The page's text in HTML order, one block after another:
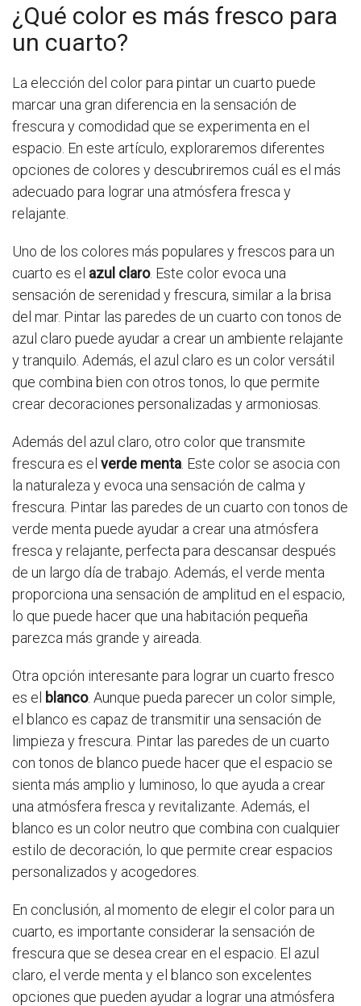
¿Qué color es más fresco para
un cuarto?
La elección del color para pintar un cuarto puede
marcar una gran diferencia en la sensación de
frescura y comodidad que se experimenta en el
espacio. En este artículo, exploraremos diferentes
opciones de colores y descubriremos cuál es el más
adecuado para lograr una atmósfera fresca y
relajante.
Uno de los colores más populares y frescos para un
cuarto es el azul claro. Este color evoca una
sensación de serenidad y frescura, similar a la brisa
del mar. Pintar las paredes de un cuarto con tonos de
azul claro puede ayudar a crear un ambiente relajante
y tranquilo. Además, el azul claro es un color versátil
que combina bien con otros tonos, lo que permite
crear decoraciones personalizadas y armoniosas.
Además del azul claro, otro color que transmite
frescura es el verde menta . Este color se asocia con
la naturaleza y evoca una sensación de calma y
frescura. Pintar las paredes de un cuarto con tonos de
verde menta puede ayudar a crear una atmósfera
fresca y relajante, perfecta para descansar después
de un largo día de trabajo. Además, el verde menta
proporciona una sensación de amplitud en el espacio,
lo que puede hacer que una habitación pequeña
parezca más grande y aireada.
Otra opción interesante para lograr un cuarto fresco
es el blanco. Aunque pueda parecer un color simple,
el blanco es capaz de transmitir una sensación de
limpieza y frescura. Pintar las paredes de un cuarto
con tonos de blanco puede hacer que el espacio se
sienta más amplio y luminoso, lo que ayuda a crear
una atmósfera fresca y revitalizante. Además, el
blanco es un color neutro que combina con cualquier
estilo de decoración, lo que permite crear espacios
personalizados y acogedores.
En conclusión, al momento de elegir el color para un
cuarto, es importante considerar la sensación de
frescura que se desea crear en el espacio. El azul
claro, el verde menta y el blanco son excelentes
opciones que pueden ayudar a lograr una atmósfera